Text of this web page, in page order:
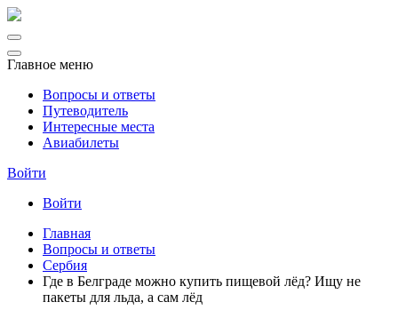
Главное меню
Вопросы и ответы
Путеводитель
Интересные места
Авиабилеты
Войти
Войти
Главная
Вопросы и ответы
Сербия
Где в Белграде можно купить пищевой лёд? Ищу не
пакеты для льда, а сам лёд